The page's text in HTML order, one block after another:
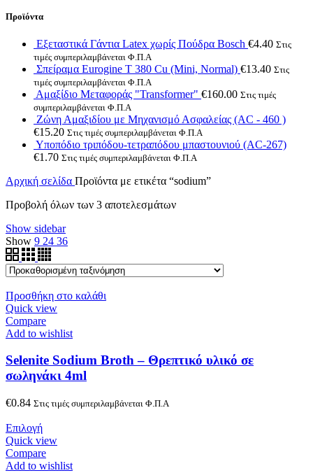
Προϊόντα
Εξεταστικά Γάντια Latex χωρίς Πούδρα Bosch €4.40 Στις
τιμές συμπεριλαμβάνεται Φ.Π.Α
Σπείραμα Eurogine Τ 380 Cu (Mini, Normal) €13.40 Στις
τιμές συμπεριλαμβάνεται Φ.Π.Α
Αμαξίδιο Μεταφοράς "Transformer" €160.00 Στις τιμές
συμπεριλαμβάνεται Φ.Π.Α
Ζώνη Αμαξιδίου με Μηχανισμό Ασφαλείας (AC - 460 )
€15.20 Στις τιμές συμπεριλαμβάνεται Φ.Π.Α
Υποπόδιο τριπόδου-τετραπόδου μπαστουνιού (AC-267)
€1.70 Στις τιμές συμπεριλαμβάνεται Φ.Π.Α
Αρχική σελίδα Προϊόντα με ετικέτα “sodium”
Προβολή όλων των 3 αποτελεσμάτων
Show sidebar
Show 9 24 36
Προσθήκη στο καλάθι
Quick view
Compare
Add to wishlist
Selenite Sodium Broth – Θρεπτικό υλικό σε
σωληνάκι 4ml
€0.84 Στις τιμές συμπεριλαμβάνεται Φ.Π.Α
Επιλογή
Quick view
Compare
Add to wishlist